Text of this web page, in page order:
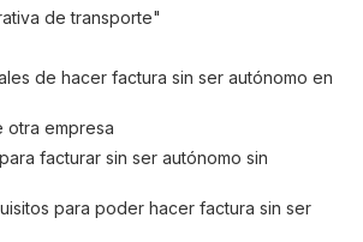
de transporte"
de hacer factura sin ser autónomo en
otra empresa
facturar sin ser autónomo sin
para poder hacer factura sin ser